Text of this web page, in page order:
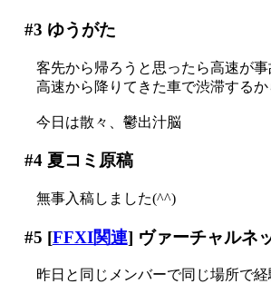
#3 ゆうがた
客先から帰ろうと思ったら高速が
高速から降りてきた車で渋滞する
今日は散々、鬱出汁脳
#4夏コミ原稿
無事入稿しました(^^)
#5 [FFXI関連] ヴァーチャルネ
昨日と同じメンバーで同じ場所で経